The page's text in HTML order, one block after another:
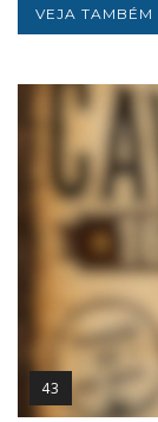
VEJA TAMBÉM
43